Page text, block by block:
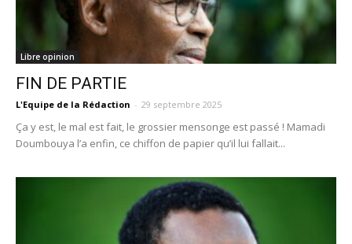
Libre opinion
FIN DE PARTIE
L'Equipe de la Rédaction - 29 septembre 2025
Ça y est, le mal est fait, le grossier mensonge est passé ! Mamadi
Doumbouya l’a enfin, ce chiffon de papier qu’il lui fallait...